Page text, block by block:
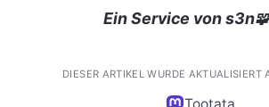
Ein Service von
DIESER ARTIKEL WURDE AKTUALISIERT